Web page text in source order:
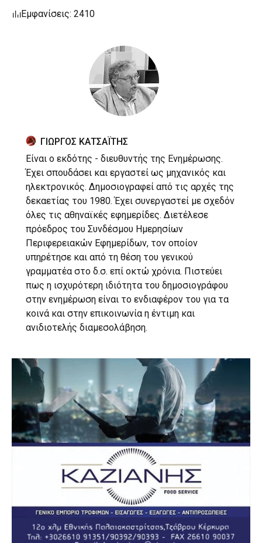
Εμφανίσεις: 2410
ΓΙΩΡΓΟΣ ΚΑΤΣΑΪΤΗΣ
Είναι ο εκδότης - διευθυντής της Ενημέρωσης.
Έχει σπουδάσει και εργαστεί ως μηχανικός και
ηλεκτρονικός. Δημοσιογραφεί από τις αρχές της
δεκαετίας του 1980. Έχει συνεργαστεί με σχεδόν
όλες τις αθηναϊκές εφημερίδες. Διετέλεσε
πρόεδρος του Συνδέσμου Ημερησίων
Περιφερειακών Εφημερίδων, τον οποίον
υπηρέτησε και από τη θέση του γενικού
γραμματέα στο δ.σ. επί οκτώ χρόνια. Πιστεύει
πως η ισχυρότερη ιδιότητα του δημοσιογράφου
στην ενημέρωση είναι το ενδιαφέρον του για τα
κοινά και στην επικοινωνία η έντιμη και
ανιδιοτελής διαμεσολάβηση.